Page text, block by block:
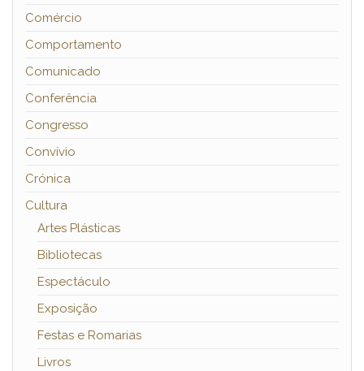
Comércio
Comportamento
Comunicado
Conferência
Congresso
Convívio
Crónica
Cultura
Artes Plásticas
Bibliotecas
Espectáculo
Exposição
Festas e Romarias
Livros